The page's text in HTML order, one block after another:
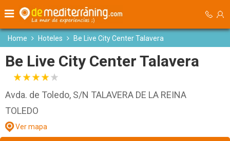
Home Hoteles Be Live City Center Talavera
Be Live City Center Talavera
Avda. de Toledo, S/N TALAVERA DE LA REINA
TOLEDO
Ver mapa